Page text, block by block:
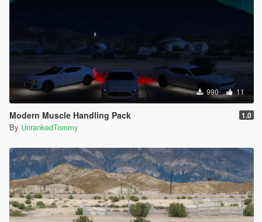
990 11
Modern Muscle Handling Pack 1.0
By UnrankedTommy